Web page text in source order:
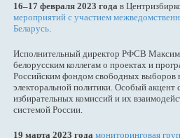
16–17 февраля 2023 года в
мероприятий с участием
Беларусь.
Исполнительный директор РФСВ Максим
белорусским коллегам о проектах и
Российским фондом свободных выборов
электоральной политики. Особый
избирательных комиссий и их
системой России.
19 марта 2023 года мониторинговая